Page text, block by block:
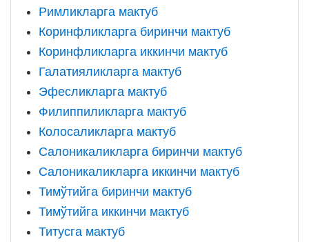
Римликларга мактуб
Коринфликларга биринчи мактуб
Коринфликларга иккинчи мактуб
Галатияликларга мактуб
Эфесликларга мактуб
Филиппиликларга мактуб
Колосаликларга мактуб
Салоникаликларга биринчи мактуб
Салоникаликларга иккинчи мактуб
Тимўтийга биринчи мактуб
Тимўтийга иккинчи мактуб
Титусга мактуб